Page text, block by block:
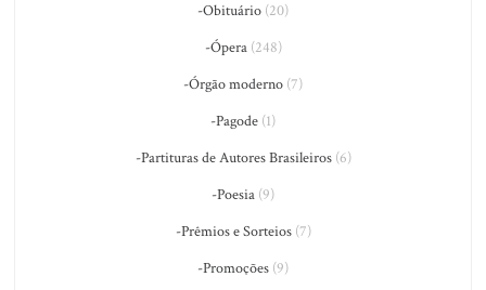
-Obituário (20)
-Ópera(248)
-Órgão moderno (7)
-Pagode (1)
-Partituras de Autores Brasileiros(6)
-Poesia (9)
-Prêmios e Sorteios(7)
-Promoções (9)